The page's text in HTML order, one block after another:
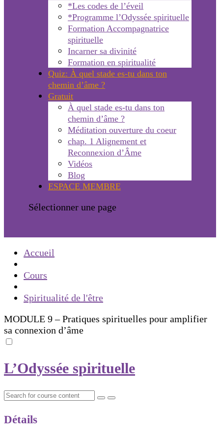
*Les codes de l’éveil
*Programme l’Odyssée spirituelle
Formation Accompagnatrice
spirituelle
Incarner sa divinité
Formation en spiritualité
Quiz: À quel stade es-tu dans ton
chemin d’âme ?
Gratuit
À quel stade es-tu dans ton
chemin d’âme ?
Méditation ouverture du coeur
chap. 1 Alignement et
Reconnexion d’Âme
Vidéos
Blog
ESPACE MEMBRE
Sélectionner une page
Accueil
Cours
Spiritualité de l'être
MODULE 9 – Pratiques spirituelles pour amplifier
sa connexion d’âme
L’Odyssée spirituelle
Détails